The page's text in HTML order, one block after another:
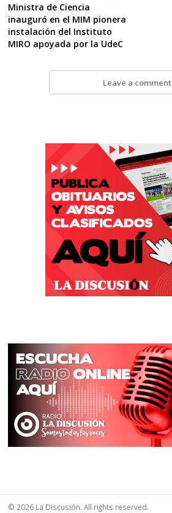
Ministra de Ciencia
inauguró en el MIM pionera
instalación del Instituto
MIRO apoyada por la UdeC
Leave a comment
© 2026 La Discusión. All rights reserved.